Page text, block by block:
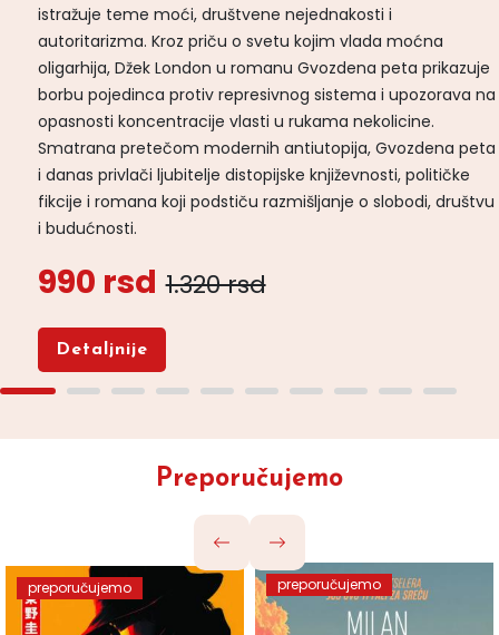
istražuje teme moći, društvene nejednakosti i
autoritarizma. Kroz priču o svetu kojim vlada moćna
oligarhija, Džek London u romanu Gvozdena peta prikazuje
borbu pojedinca protiv represivnog sistema i upozorava na
opasnosti koncentracije vlasti u rukama nekolicine.
Smatrana pretečom modernih antiutopija, Gvozdena peta
i danas privlači ljubitelje distopijske književnosti, političke
fikcije i romana koji podstiču razmišljanje o slobodi, društvu
i budućnosti.
990 rsd 1.320 rsd
Detaljnije
Preporučujemo
preporučujemo preporučujemo